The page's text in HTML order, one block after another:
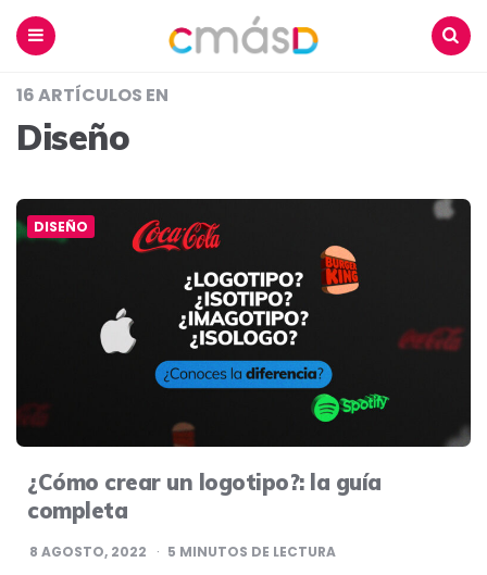
16 ARTÍCULOS EN
Diseño
DISEÑO
¿Cómo crear un logotipo?: la guía
completa
8 AGOSTO, 2022 5 MINUTOS DE LECTURA